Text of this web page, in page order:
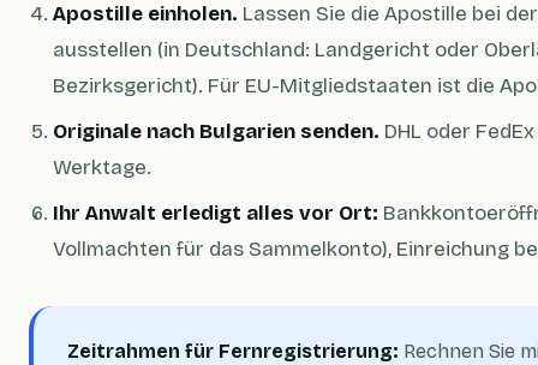
Apostille einholen. Lassen Sie die Apostille bei
ausstellen (in Deutschland: Landgericht oder
Bezirksgericht). Für EU-Mitgliedstaaten ist die
Originale nach Bulgarien senden. DHL oder
Werktage.
Ihr Anwalt erledigt alles vor Ort:
Vollmachten für das Sammelkonto), Einreichung
Zeitrahmen für Fernregistrierung: Rechnen Sie